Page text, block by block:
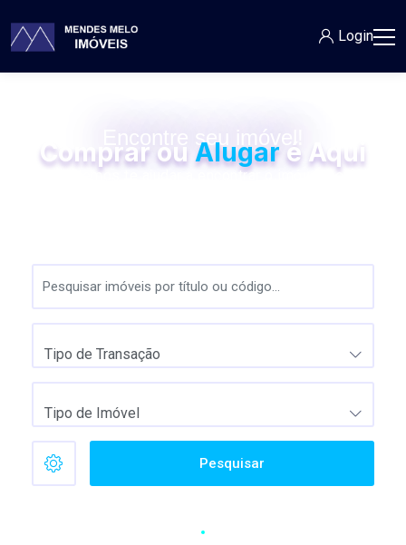
Login
Encontre seu imóvel!
Comprar ou Alugar é Aqui
Nós podemos te ajudar a encontrar o imóvel perfeito
Tipo de Transação
Tipo de Imóvel
Pesquisar